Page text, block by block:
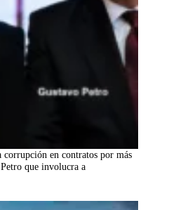
en contratos por más
que involucra a